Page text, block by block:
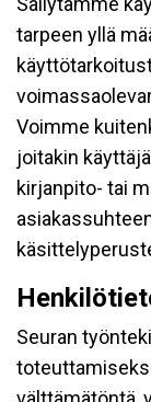
tarpeen yllä
Voimme
joitakin
kirjanpito- tai
Seuran